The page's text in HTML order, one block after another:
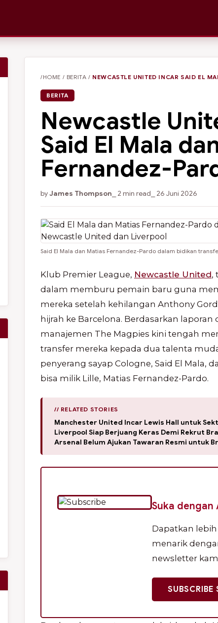
/HOME / BERITA / NEWCASTLE UNITED INCAR SAID EL
BERITA
Newcastle
Said El Mala
Fernandez-
byJames Thompson ⎯ 2 min read ⎯ 26 Juni 2026
Said El Mala dan Matias Fernandez-Pardo dalam bidikan
Klub Premier League, Newcastle United,
dalam memburu pemain baru guna
mereka setelah kehilangan Anthony
hijrah ke Barcelona. Berdasarkan laporan
manajemen The Magpies kini tengah
transfer mereka kepada dua talenta
penyerang sayap Cologne, Said El Mala,
bisa milik Lille, Matias Fernandez-Pardo.
// RELATED STORIES
Manchester United Incar Lewis Hall untuk
Liverpool Siap Berjuang Keras Demi Rekrut
Arsenal Belum Ajukan Tawaran Resmi untuk
Suka dengan
Dapatkan
menarik
newsletter